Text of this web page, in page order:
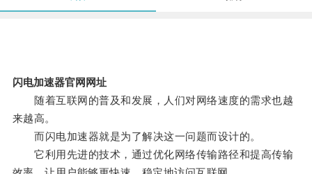
闪电加速器官网网址
随着互联网的普及和发展，人们对网络速度的需求也越
来越高。
而闪电加速器就是为了解决这一问题而设计的。
它利用先进的技术，通过优化网络传输路径和提高传输